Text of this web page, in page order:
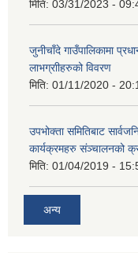
मिति: 03/31/2023 -
जुनीचाँदे गाउँपालिकामा
लाभग्राीहरुको विवरण
मिति: 01/11/2020 -
उपभोक्ता समितिबाट
कार्यक्रमहरु संञ्‍चालनको
मिति: 01/04/2019 -
अन्य